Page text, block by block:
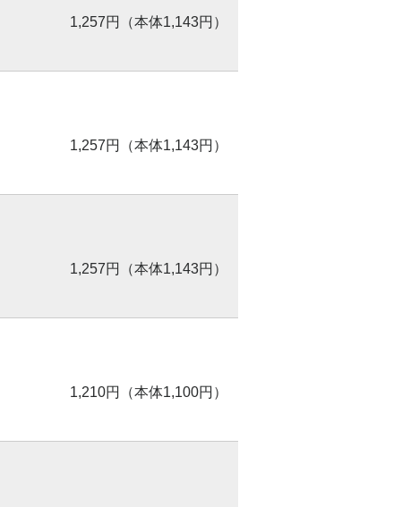
1,257円（本体1,143円）
1,257円（本体1,143円）
1,257円（本体1,143円）
1,210円（本体1,100円）